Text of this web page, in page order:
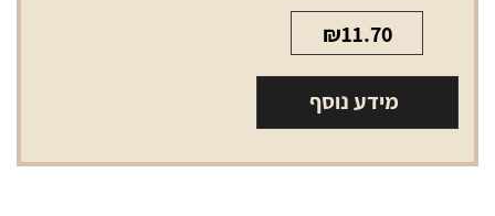
₪11.70
מידע נוסף